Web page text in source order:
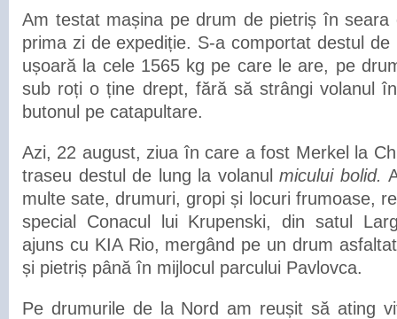
Am testat mașina pe drum de pietriș în
prima zi de expediție. S-a comportat destul
ușoară la cele 1565 kg pe care le are, pe
sub roți o ține drept, fără să strângi volanul
butonul pe catapultare.
Azi, 22 august, ziua în care a fost Merkel la
traseu destul de lung la volanul micului bolid.
multe sate, drumuri, gropi și locuri frumoase,
special Conacul lui Krupenski, din satul
ajuns cu KIA Rio, mergând pe un drum
și pietriș până în mijlocul parcului Pavlovca.
Pe drumurile de la Nord am reușit să ating